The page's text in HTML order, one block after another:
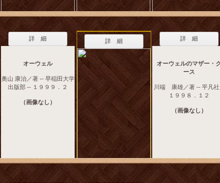
詳 細
オーウェル
奥山 康治／著 -- 早稲田大学
出版部 -- １９９９．２
（画像なし）
詳 細 詳 細
オーウェルのマザー・
ース
川端 康雄／著 -- 平凡社
１９９８．１２
（画像なし）